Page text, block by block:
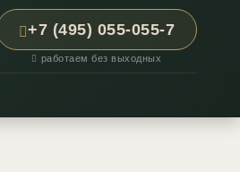
+7 (495) 055-055-7
работаем без выходных